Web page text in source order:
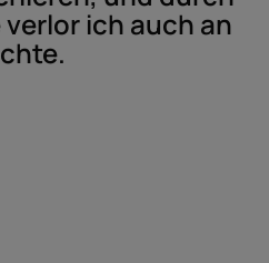
ich auch an